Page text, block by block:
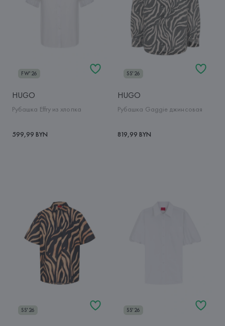
FW'26
HUGO
Рубашка Effry из хлопка
599,99 BYN
SS'26
HUGO
Рубашка Gaggie джинсовая
819,99 BYN
SS'26 SS'26